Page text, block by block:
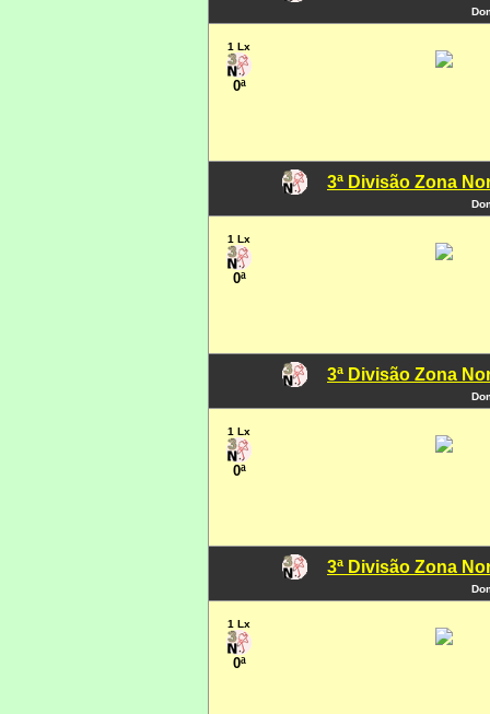
1 Lx
0ª
3ª Divisão Zona
1 Lx
0ª
3ª Divisão Zona
1 Lx
0ª
3ª Divisão Zona
1 Lx
0ª